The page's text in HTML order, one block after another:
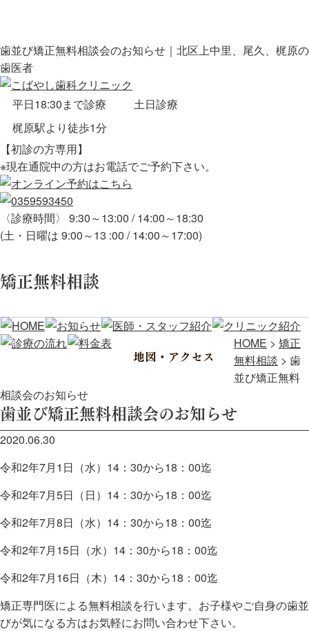
歯並び矯正無料相談会のお知らせ｜北区上中里、尾久、梶原の
歯医者
平日18:30まで診療
土日診療
梶原駅より徒歩1分
【初診の方専用】
※現在通院中の方はお電話でご予約下さい。
〈診療時間〉 9:30～13:00 / 14:00～18:30
(土・日曜は 9:00～13 :00 / 14:00～17:00)
矯正無料相談
HOME > 矯正
無料相談 > 歯
並び矯正無料
相談会のお知らせ
歯並び矯正無料相談会のお知らせ
2020.06.30
令和2年7月1日（水）14：30から18：00迄
令和2年7月5日（日）14：30から18：00迄
令和2年7月8日（水）14：30から18：00迄
令和2年7月15日（水）14：30から18：00迄
令和2年7月16日（木）14：30から18：00迄
矯正専門医による無料相談を行います。お子様やご自身の歯並
びが気になる方はお気軽にお問い合わせ下さい。